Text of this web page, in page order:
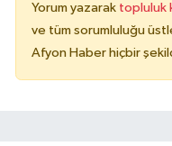
Yorum yazarak topluluk
ve tüm sorumluluğu
Afyon Haber hiçbir